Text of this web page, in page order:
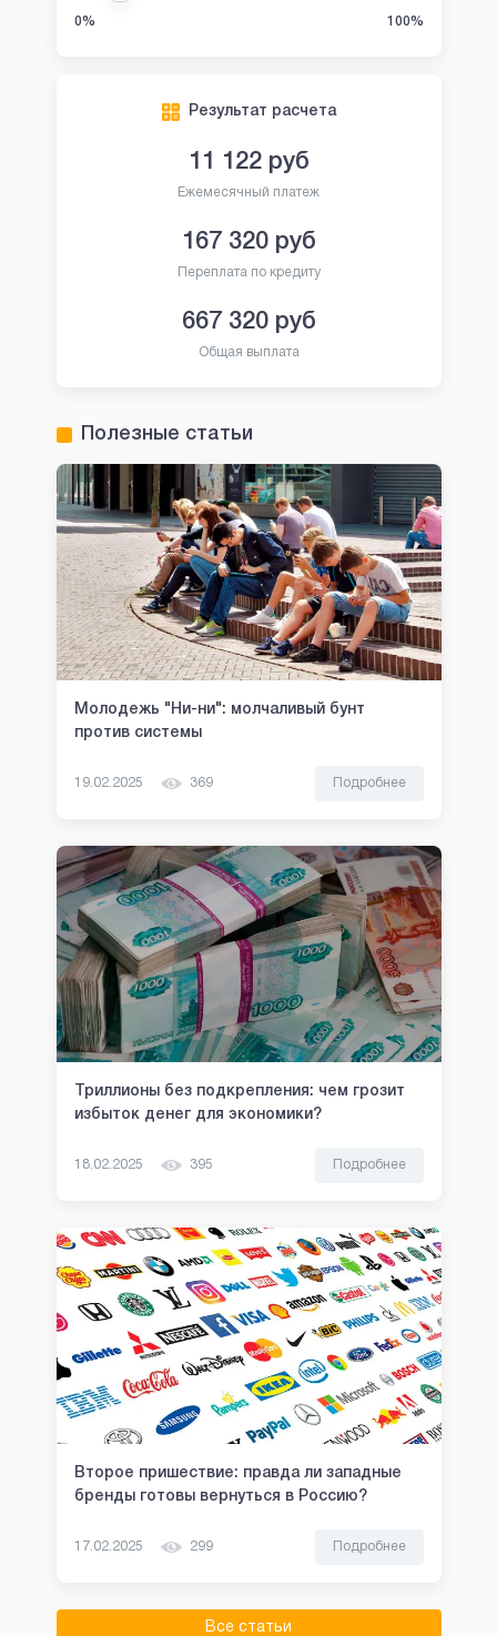
0% 100%
Результат расчета
11 122руб
Ежемесячный платеж
167 320руб
Переплата по кредиту
667 320руб
Общая выплата
Полезные статьи
Молодежь "Ни-ни": молчаливый бунт
против системы
19.02.2025 369 Подробнее
Триллионы без подкрепления: чем грозит
избыток денег для экономики?
18.02.2025 395 Подробнее
Второе пришествие: правда ли западные
бренды готовы вернуться в Россию?
17.02.2025 299 Подробнее
Все статьи